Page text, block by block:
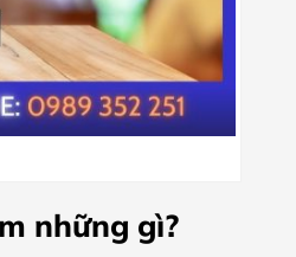
những gì?